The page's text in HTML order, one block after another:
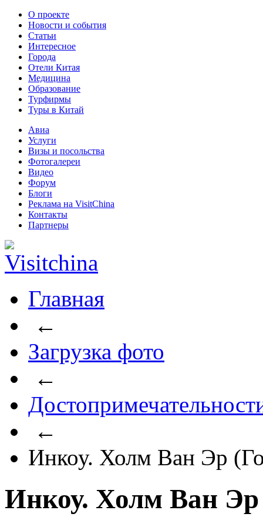
О проекте
Новости и события
Статьи
Интересное
Города
Отели Китая
Медицина
Образование
Турфирмы
Туры в Китай
Авиа
Услуги
Визы и посольства
Фотогалереи
Видео
Форум
Блоги
Реклама на VisitChina
Контакты
Партнеры
Главная
←
Загрузка фото
←
←
Инкоу. Холм Ван Эр
Инкоу. Холм Ван